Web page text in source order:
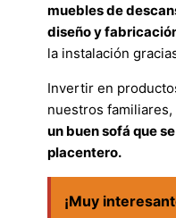
muebles de
diseño y
la instalación
Invertir en
nuestros
un buen sofá que
placentero.
¡Muy